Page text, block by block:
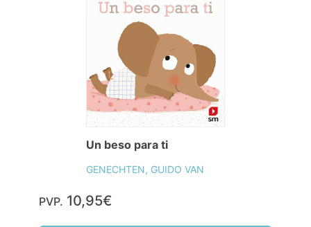
Un beso para ti
GENECHTEN, GUIDO VAN
PVP. 10,95€